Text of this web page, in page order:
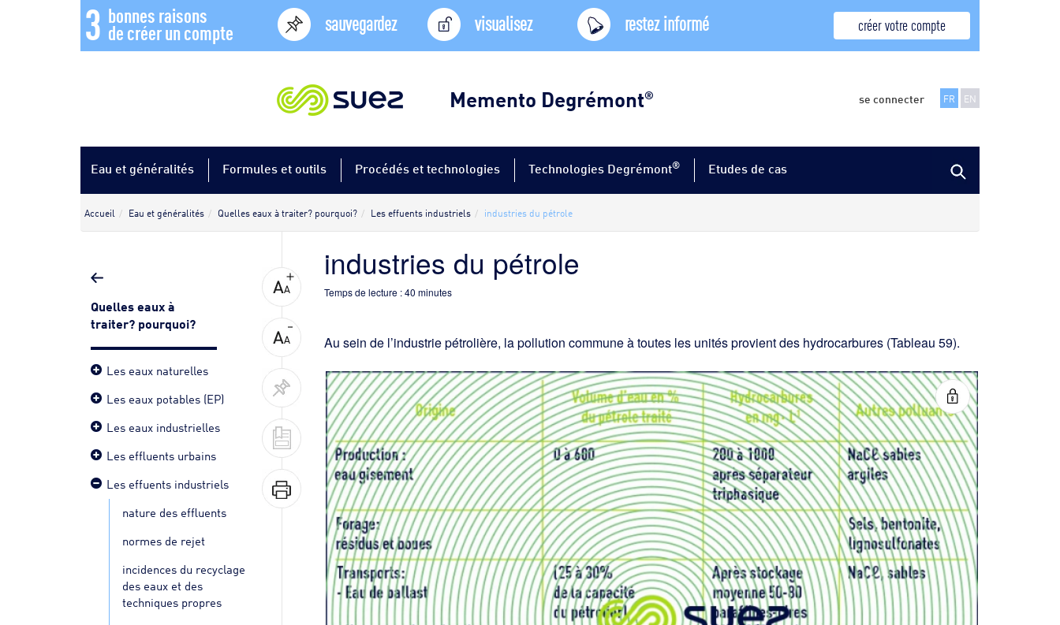
3 bonnes raisons
de créer un compte sauvegardez visualisez restez informé créer votre compte
Memento Degrémont® se connecter FR EN
Eau et généralités Formules et outils Procédés et technologies Technologies Degrémont® Etudes de cas
Accueil Eau et généralités Quelles eaux à traiter? pourquoi? Les effuents industriels industries du pétrole
Quelles eaux à
traiter? pourquoi?
Les eaux naturelles
Les eaux potables (EP)
Les eaux industrielles
Les effluents urbains
Les effuents industriels
nature des effluents
normes de rejet
incidences du recyclage
des eaux et des
techniques propres
industries du pétrole
Temps de lecture :40 minutes
Au sein de l’industrie pétrolière, la pollution commune à toutes les unités provient des hydrocarbures (Tableau 59).